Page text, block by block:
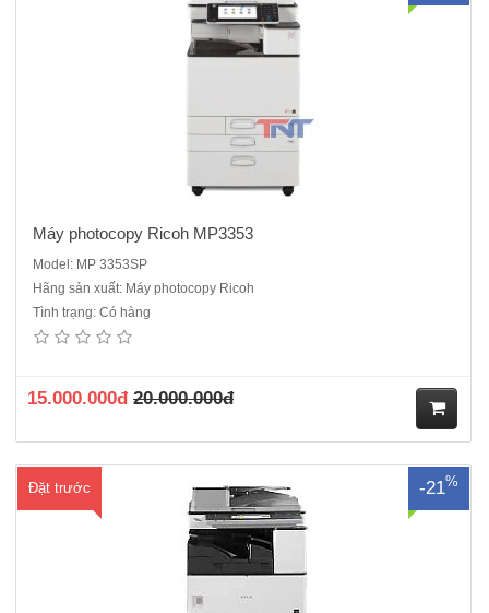
Máy photocopy Ricoh MP3353
Model: MP 3353SP
Hãng sản xuất: Máy photocopy Ricoh
Tình trạng: Có hàng
15.000.000đ 20.000.000đ
ua
Đặt trước -21%
Máy Photocopy Ricoh MP 2853 là dòng máy cũ ĐQSD dòng máy nhỏ
gọn, chi phí đầu tư rẻ, thích hợp cho văn phòng số lượng 5000